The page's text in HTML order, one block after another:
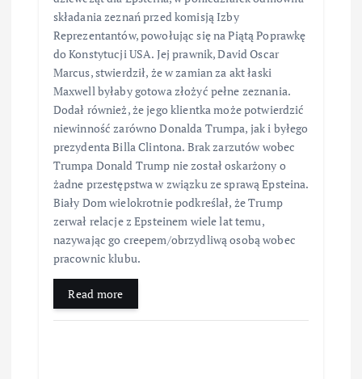
składania zeznań przed komisją Izby
Reprezentantów, powołując się na Piątą Poprawkę
do Konstytucji USA. Jej prawnik, David Oscar
Marcus, stwierdził, że w zamian za akt łaski
Maxwell byłaby gotowa złożyć pełne zeznania.
Dodał również, że jego klientka może potwierdzić
niewinność zarówno Donalda Trumpa, jak i byłego
prezydenta Billa Clintona. Brak zarzutów wobec
Trumpa Donald Trump nie został oskarżony o
żadne przestępstwa w związku ze sprawą Epsteina.
Biały Dom wielokrotnie podkreślał, że Trump
zerwał relacje z Epsteinem wiele lat temu,
nazywając go creepem/obrzydliwą osobą wobec
pracownic klubu.
Read more